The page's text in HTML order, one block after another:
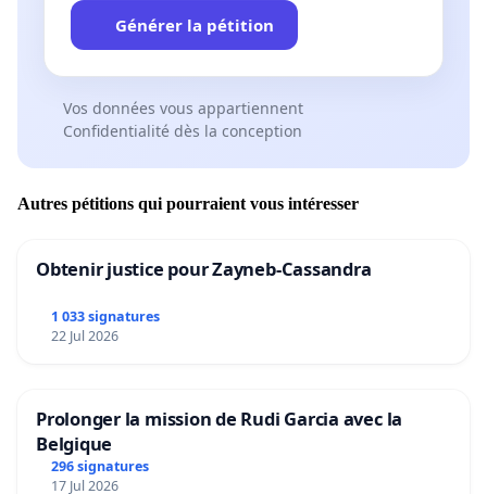
Générer la pétition
Vos données vous appartiennent
Confidentialité dès la conception
Autres pétitions qui pourraient vous intéresser
Obtenir justice pour Zayneb-Cassandra
1 033 signatures
22 Jul 2026
Prolonger la mission de Rudi Garcia avec la
Belgique
296 signatures
17 Jul 2026